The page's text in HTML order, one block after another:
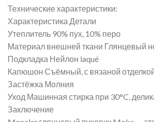
Технические характеристики:
Характеристика Детали
Утеплитель 90% пух, 10% перо
Материал внешней ткани Глянцевый
Подкладка Нейлон laqué
Капюшон Съёмный, с вязаной
Застёжка Молния
Уход Машинная стирка при 30°C,
Заключение